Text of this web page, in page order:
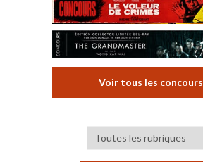
Voir tous les concours